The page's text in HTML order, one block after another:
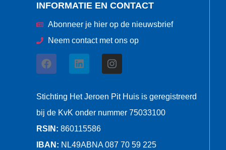
INFORMATIE EN CONTACT
Abonneer je hier op de nieuwsbrief
Neem contact met ons op
Stichting Het Jeroen Pit Huis is geregistreerd
bij de KvK onder nummer 75033100
RSIN: 860115586
IBAN: NL49ABNA 087 70 59 225